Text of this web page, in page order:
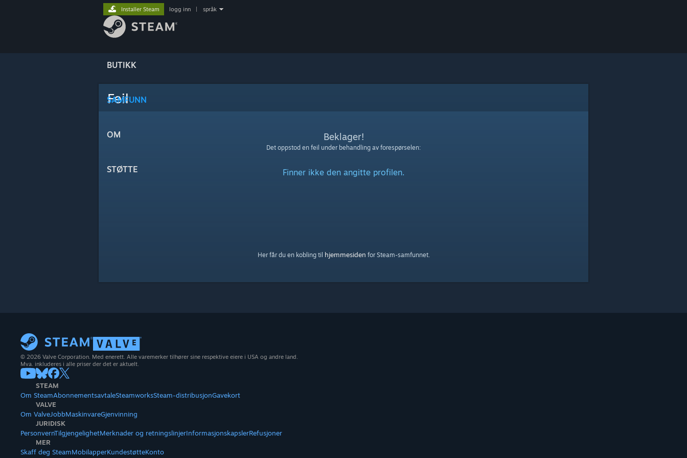
BUTIKK
SAMFUNN
OM
STØTTE
Installer Steam logg inn språk
Feil
Beklager!
Det oppstod en feil under behandling av forespørselen:
Finner ikke den angitte profilen.
Her får du en kobling til hjemmesiden for Steam-samfunnet.
© 2026 Valve Corporation. Med enerett. Alle varemerker tilhører sine respektive eiere i USA og andre land.
Mva. inkluderes i alle priser der det er aktuelt.
STEAM
Om SteamAbonnementsavtaleSteamworksSteam-distribusjonGavekort
VALVE
Om ValveJobbMaskinvareGjenvinning
JURIDISK
PersonvernTilgjengelighetMerknader og retningslinjerInformasjonskapslerRefusjoner
MER
Skaff deg SteamMobilapperKundestøtteKonto